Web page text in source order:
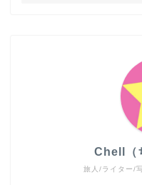
旅人/ライター/
Chell（